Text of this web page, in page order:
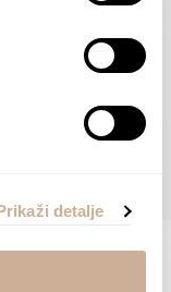
detalje
€Raspon
od
75,00 €
do
138,00 €
OPCIJE
KATEGORIJI